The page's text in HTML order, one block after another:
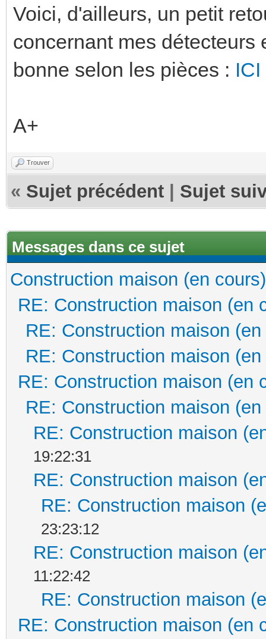
Voici, d'ailleurs, un petit
concernant mes détecteurs
bonne selon les pièces : ICI
A+
Trouver
« Sujet précédent Sujet
Messages dans ce sujet
Construction maison (en cours)
RE: Construction maison (en
RE: Construction maison
RE: Construction maison
RE: Construction maison (en
RE: Construction maison
RE: Construction maison
19:22:31
RE: Construction maison
RE: Construction maison
23:23:12
RE: Construction maison
11:22:42
RE: Construction maison
RE: Construction maison (en